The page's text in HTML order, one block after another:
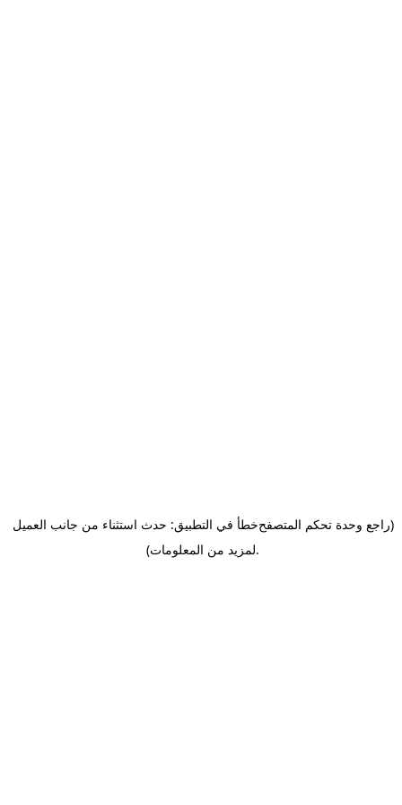
خطأ في التطبيق: حدث استثناء من جانب العميل(راجع وحدة تحكم المتصفح
لمزيد من المعلومات).